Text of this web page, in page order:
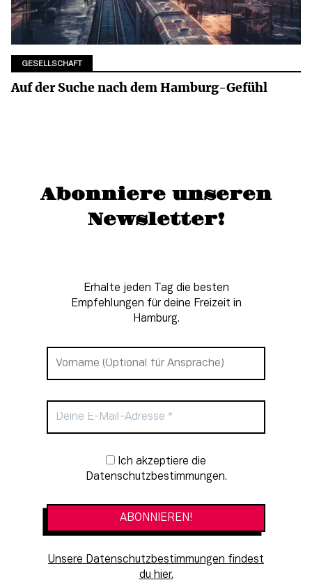
GESELLSCHAFT
Auf der Suche nach dem Hamburg-Gefühl
Abonniere unseren
Newsletter!
Erhalte jeden Tag die besten
Empfehlungen für deine Freizeit in
Hamburg.
Newsletter-Anmeldung
Datenschutzbestimmungen.
Unsere Datenschutzbestimmungen findest
du hier.